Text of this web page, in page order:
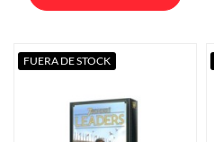
FUERA DE STOCK